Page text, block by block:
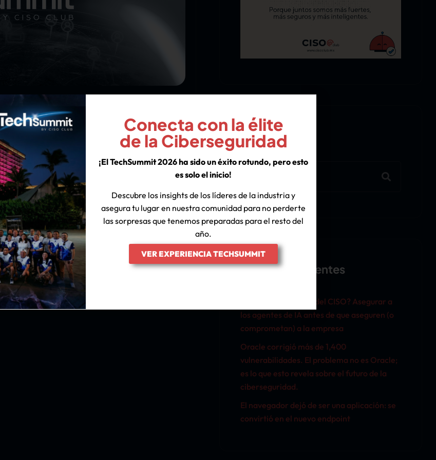
edición del
ciudad del Pacífico mexicano la primera
Durante tres días
tomadores de decisión del ecosistema de
artificial pudieron recibir de primera
Search
Entradas Recientes
¿La nueva prioridad del CISO? Asegurar a
los agentes de IA antes de que aseguren (o
comprometan) a la empresa
Oracle corrigió más de 1,400
vulnerabilidades. El problema no es Oracle;
es lo que esto revela sobre el futuro de la
ciberseguridad.
El navegador dejó de ser una aplicación: se
convirtió en el nuevo endpoint
Conecta con la élite
de la Ciberseguridad
¡El TechSummit 2026 ha sido un éxito rotundo, pero esto
es solo el inicio!
Descubre los insights de los líderes de la industria y
asegura tu lugar en nuestra comunidad para no perderte
las sorpresas que tenemos preparadas para el resto del
año.
VER EXPERIENCIA TECHSUMMIT